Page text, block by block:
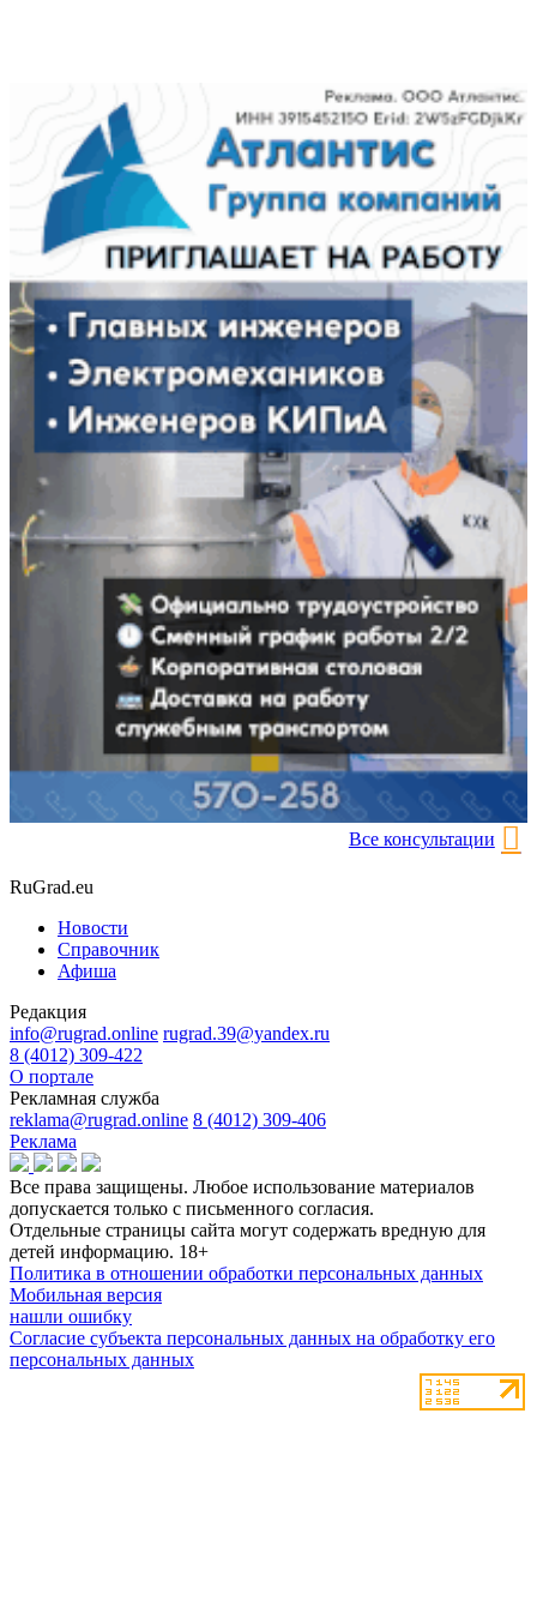
Все консультации
RuGrad.eu
Новости
Справочник
Афиша
Редакция
info@rugrad.online rugrad.39@yandex.ru
8 (4012) 309-422
О портале
Рекламная служба
reklama@rugrad.online 8 (4012) 309-406
Реклама
Все права защищены. Любое использование материалов
допускается только с письменного согласия.
Отдельные страницы сайта могут содержать вредную для
детей информацию. 18+
Политика в отношении обработки персональных данных
Мобильная версия
нашли ошибку
Согласие субъекта персональных данных на обработку его
персональных данных